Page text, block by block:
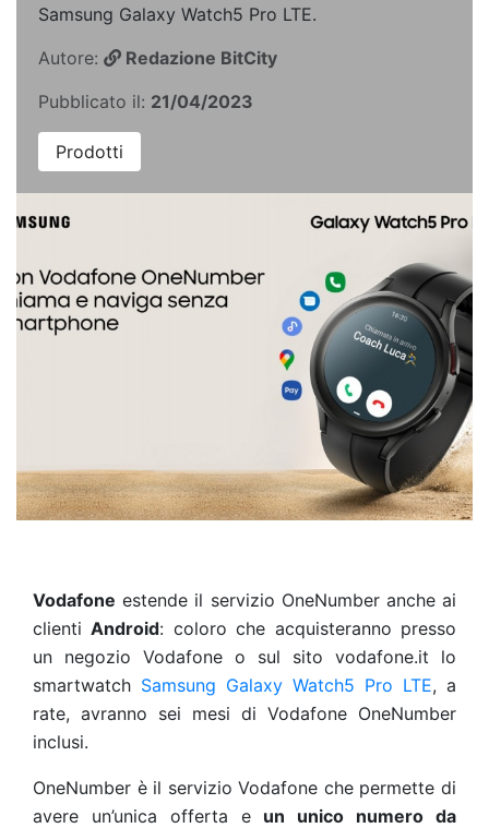
Samsung Galaxy Watch5 Pro LTE.
Autore:
Redazione BitCity
Pubblicato il: 21/04/2023
Prodotti
Vodafone estende il servizio OneNumber anche ai
clientiAndroid: coloro che acquisteranno presso
un negozio Vodafone o sul sito vodafone.it lo
smartwatch Samsung Galaxy Watch5 Pro LTE, a
rate, avranno sei mesi di Vodafone OneNumber
inclusi.
OneNumber è il servizio Vodafone che permette di
avere un’unica offerta e un unico numero da